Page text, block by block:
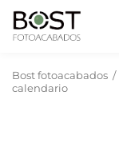
Bost fotoacabados /
calendario